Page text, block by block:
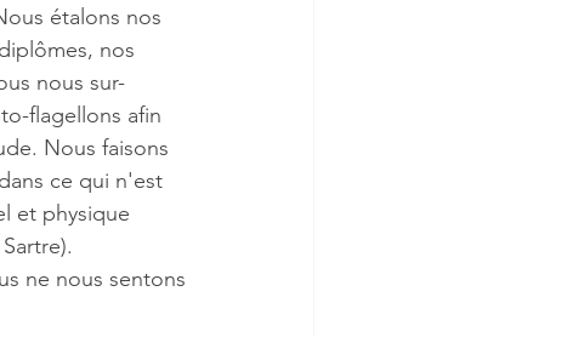
étalons nos
nos
nous sur-
flagellons afin
Nous faisons
ce qui n'est
et physique
ne nous sentons